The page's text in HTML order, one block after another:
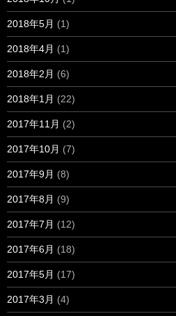
2018年5月 (1)
2018年4月 (1)
2018年2月 (6)
2018年1月 (22)
2017年11月 (2)
2017年10月 (7)
2017年9月 (8)
2017年8月 (9)
2017年7月 (12)
2017年6月 (18)
2017年5月 (17)
2017年3月 (4)